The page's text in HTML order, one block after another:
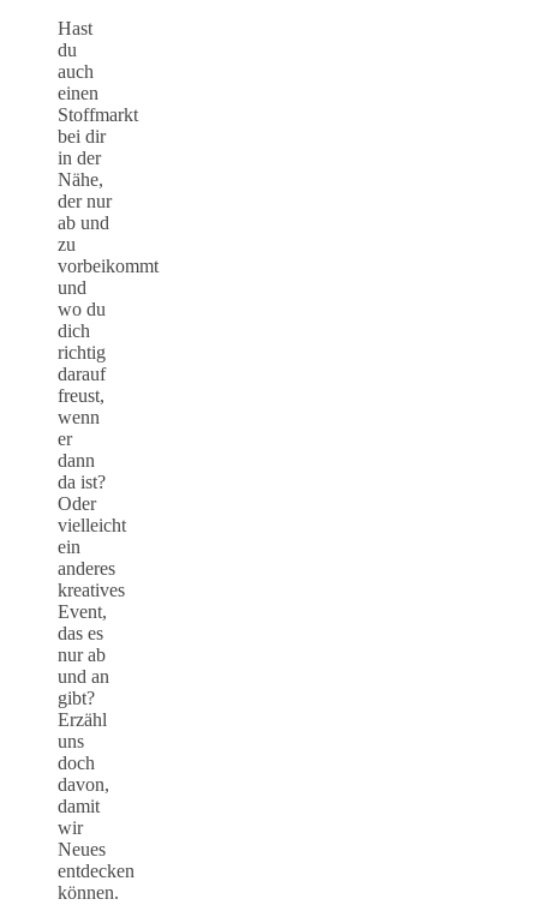
Hast
du
auch
einen
Stoffmarkt
bei dir
in der
Nähe,
der nur
ab und
zu
vorbeikommt
und
wo du
dich
richtig
darauf
freust,
wenn
er
dann
da ist?
Oder
vielleicht
ein
anderes
kreatives
Event,
das es
nur ab
und an
gibt?
Erzähl
uns
doch
davon,
damit
wir
Neues
entdecken
können.